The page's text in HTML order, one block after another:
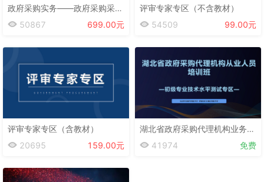
政府采购实务——政府采购采购人专区
50867
699.00元
评审专家专区（不含教材）
54509
99.00元
评审专家专区（含教材）
20695
159.00元
湖北省政府采购代理机构业务培训班——初级专业技术水平测试专区
41974
免费